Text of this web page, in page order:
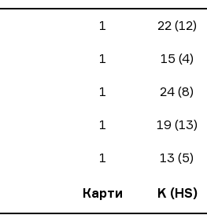
1 22 (12)
1 15 (4)
1 24 (8)
1 19 (13)
1 13 (5)
Карти K (HS)